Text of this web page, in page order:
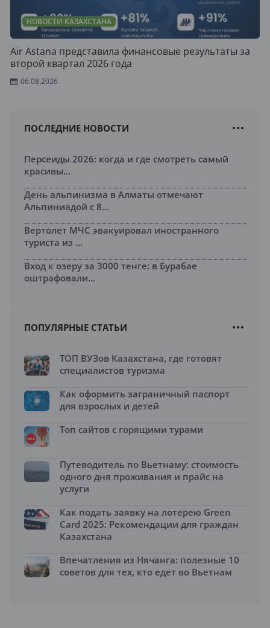
НОВОСТИ КАЗАХСТАНА
Air Astana представила финансовые результаты за
второй квартал 2026 года
06.08.2026
ПОСЛЕДНИЕ НОВОСТИ
Персеиды 2026: когда и где смотреть самый
красивы...
День альпинизма в Алматы отмечают
Альпиниадой с 8...
Вертолет МЧС эвакуировал иностранного
туриста из ...
Вход к озеру за 3000 тенге: в Бурабае
оштрафовали...
ПОПУЛЯРНЫЕ СТАТЬИ
ТОП ВУЗов Казахстана, где готовят
специалистов туризма
Как оформить заграничный паспорт
для взрослых и детей
Топ сайтов с горящими турами
Путеводитель по Вьетнаму: стоимость
одного дня проживания и прайс на
услуги
Как подать заявку на лотерею Green
Card 2025: Рекомендации для граждан
Казахстана
Впечатления из Нячанга: полезные 10
советов для тех, кто едет во Вьетнам